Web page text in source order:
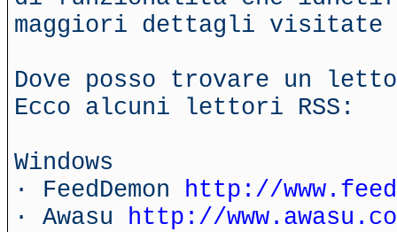
maggiori dettagli
Dove posso trovare un
Ecco alcuni lettori RSS:
Windows
· FeedDemon http://
· Awasu http://